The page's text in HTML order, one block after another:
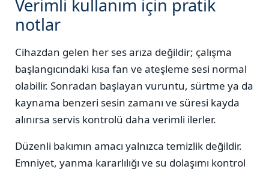
Verimli kullanım için pratik
notlar
Cihazdan gelen her ses arıza değildir; çalışma
başlangıcındaki kısa fan ve ateşleme sesi normal
olabilir. Sonradan başlayan vuruntu, sürtme ya da
kaynama benzeri sesin zamanı ve süresi kayda
alınırsa servis kontrolü daha verimli ilerler.
Düzenli bakımın amacı yalnızca temizlik değildir.
Emniyet, yanma kararlılığı ve su dolaşımı kontrol